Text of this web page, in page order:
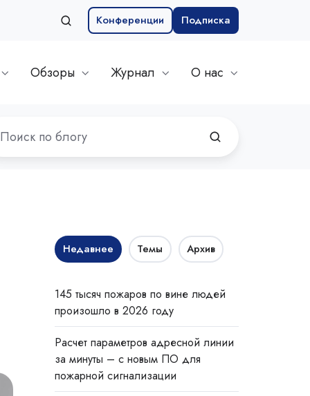
Конференции Подписка
Обзоры Журнал О нас
Недавнее Темы Архив
145 тысяч пожаров по вине людей
произошло в 2026 году
Расчет параметров адресной линии
за минуты – с новым ПО для
пожарной сигнализации